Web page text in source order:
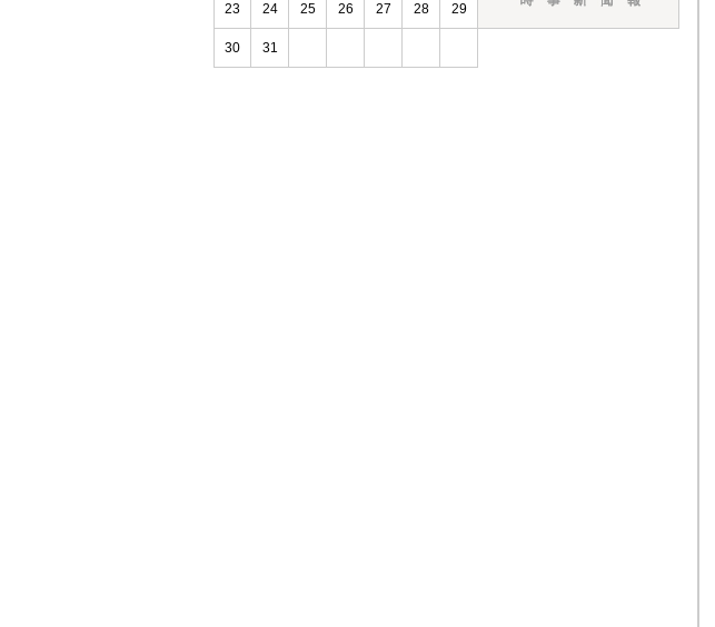
23 24 25 26 27 28 29
30 31